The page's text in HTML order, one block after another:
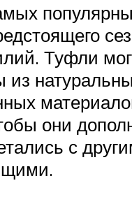
Туфли
из
они
с